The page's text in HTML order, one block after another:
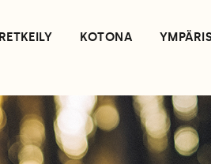
RETKEILY KOTONA